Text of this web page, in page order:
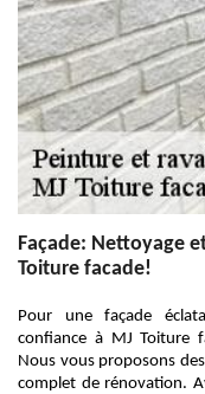
Façade: Nettoyage
Toiture facade!
Pour une façade
confiance à MJ Toiture
Nous vous proposons
complet de rénovation.